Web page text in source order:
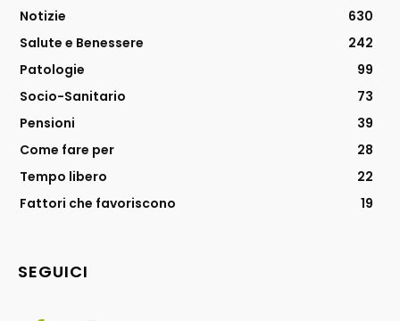
Notizie
630
Salute e Benessere
242
Patologie
99
Socio-Sanitario
73
Pensioni
39
Come fare per
28
Tempo libero
22
Fattori che favoriscono
19
SEGUICI